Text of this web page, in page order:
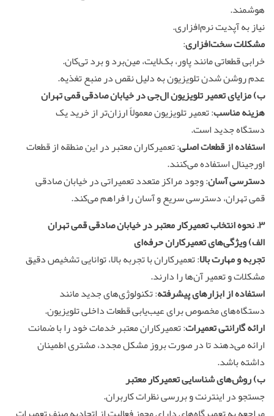
هوشمند.
نیاز به آپدیت نرم‌افزاری.
مشکلات سخت‌افزاری:
خرابی قطعاتی مانند پاور، بک‌لایت، مین‌برد و برد تی‌کان.
عدم روشن شدن تلویزیون به دلیل نقص در منبع تغذیه.
ب)مزایایتعمیر تلویزیونال‌جی در خیابان صادقی قمی تهران
هزینه مناسب: تعمیر تلویزیون معمولاً ارزان‌تر از خرید یک
دستگاه جدید است.
استفاده از قطعات اصلی: تعمیرکاران معتبر در این منطقه از قطعات
اورجینال استفاده می‌کنند.
دسترسی آسان: وجود مراکز متعدد تعمیراتی در خیابان صادقی
قمی تهران، دسترسی سریع و آسان را فراهم می‌کند.
۳. نحوه انتخاب
تعمیرکار معتبر در خیابان صادقی قمی تهران
الف)ویژگی‌های تعمیرکاران حرفه‌ای
تجربه و مهارت بالا: تعمیرکاران با تجربه بالا، توانایی تشخیص دقیق
مشکلات و تعمیر آن‌ها را دارند.
استفاده از ابزارهای پیشرفته: تکنولوژی‌های جدید مانند
دستگاه‌های مخصوص برای عیب‌یابی قطعات داخلی تلویزیون.
ارائه گارانتی تعمیرات: تعمیرکاران معتبر خدمات خود را با ضمانت
ارائه می‌دهند تا در صورت بروز مشکل مجدد، مشتری اطمینان
داشته باشد.
ب)روش‌های شناسایی تعمیرکار معتبر
جستجو در اینترنت و بررسی نظرات کاربران.